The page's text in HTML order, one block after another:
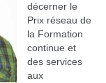
décerner le
Prix réseau de
la Formation
continue et
des services
aux